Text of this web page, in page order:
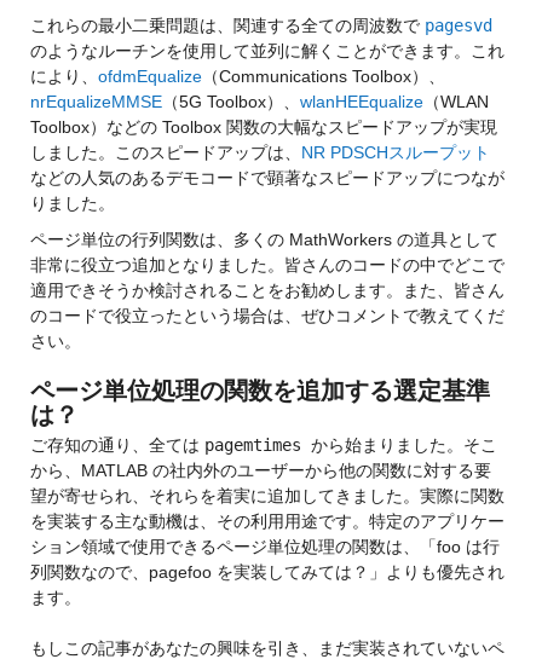
これらの最小二乗問題は、関連する全ての周波数で pagesvd
のようなルーチンを使用して並列に解くことができます。これ
により、 ofdmEqualize（Communications Toolbox）、
nrEqualizeMMSE（5G Toolbox）、 wlanHEEqualize（WLAN
Toolbox）などの Toolbox 関数の大幅なスピードアップが実現
しました。このスピードアップは、 NR PDSCHスループット
などの人気のあるデモコードで顕著なスピードアップにつなが
りました。
ページ単位の行列関数は、多くの MathWorkers の道具として
非常に役立つ追加となりました。 皆さんのコードの中でどこで
適用できそうか検討されることをお勧めします。
また、皆さん
のコードで役立ったという場合は、ぜひコメントで教えてくだ
さい。
ページ単位処理の関数を追加する選定基準
は？
ご存知の通り、全ては pagemtimes から始まりました。そこ
から、MATLAB の社内外のユーザーから他の関数に対する要
望が寄せられ、それらを着実に追加してきました。実際に関数
を実装する主な動機は、その利用用途です。 特定のアプリケー
ション領域で使用できるページ単位処理の関数は、「foo は行
列関数なので、pagefoo を実装してみては？」よりも優先され
ます。
もしこの記事があなたの興味を引き、まだ実装されていないペ